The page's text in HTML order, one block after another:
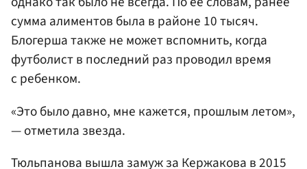
сумма алиментов была в районе 10 тысяч.
Блогерша также не может вспомнить, когда
футболист в последний раз проводил время
с ребенком.
«Это было давно, мне кажется, прошлым летом»,
— отметила звезда.
Тюльпанова вышла замуж за Кержакова в 2015